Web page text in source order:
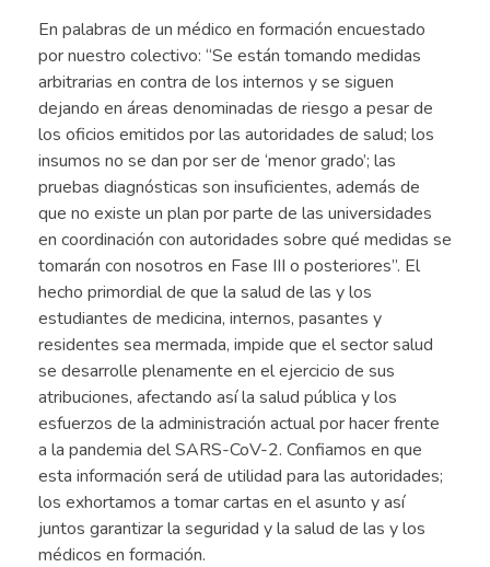
En palabras de un médico en formación encuestado
por nuestro colectivo: “Se están tomando medidas
arbitrarias en contra de los internos y se siguen
dejando en áreas denominadas de riesgo a pesar de
los oficios emitidos por las autoridades de salud; los
insumos no se dan por ser de ‘menor grado’; las
pruebas diagnósticas son insuficientes, además de
que no existe un plan por parte de las universidades
en coordinación con autoridades sobre qué medidas se
tomarán con nosotros en Fase III o posteriores”. El
hecho primordial de que la salud de las y los
estudiantes de medicina, internos, pasantes y
residentes sea mermada, impide que el sector salud
se desarrolle plenamente en el ejercicio de sus
atribuciones, afectando así la salud pública y los
esfuerzos de la administración actual por hacer frente
a la pandemia del SARS-CoV-2. Confiamos en que
esta información será de utilidad para las autoridades;
los exhortamos a tomar cartas en el asunto y así
juntos garantizar la seguridad y la salud de las y los
médicos en formación.